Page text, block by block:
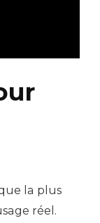
la plus
réel.